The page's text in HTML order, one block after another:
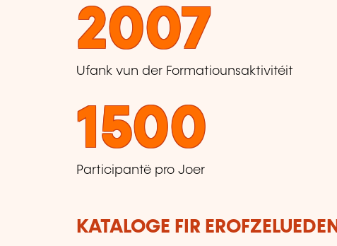
2007
Ufank vun der Formatiounsaktivitéit
1500
Participantë pro Joer
KATALOGE FIR EROFZELUEDEN